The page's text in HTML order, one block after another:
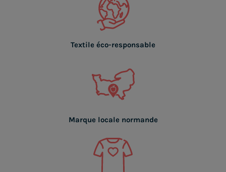
Textile éco-responsable
Marque locale normande